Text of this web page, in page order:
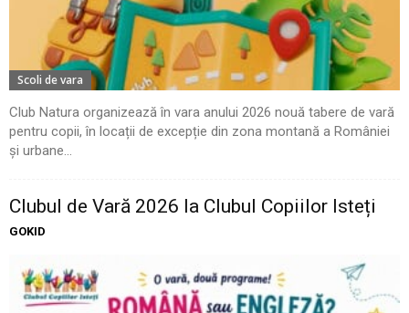
Scoli de vara
Club Natura organizează în vara anului 2026 nouă tabere de vară
pentru copii, în locații de excepție din zona montană a României
și urbane...
Clubul de Vară 2026 la Clubul Copiilor Isteți
GOKID